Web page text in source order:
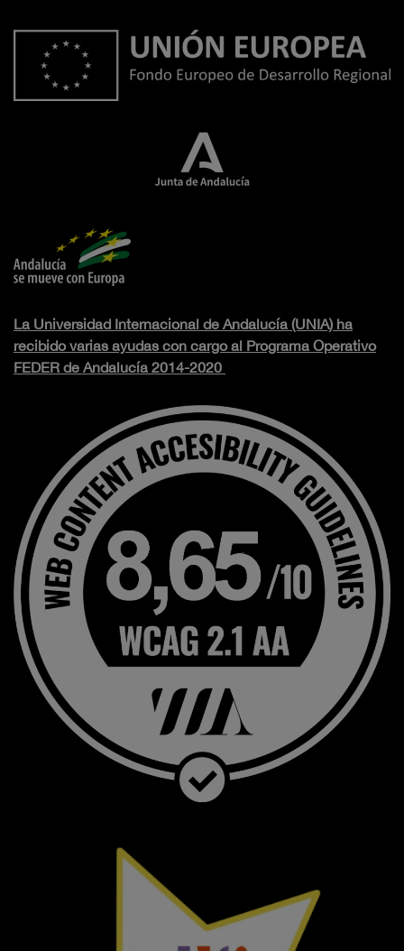
La Universidad Internacional de Andalucía (UNIA) ha
recibido varias ayudas con cargo al Programa Operativo
FEDER de Andalucía 2014-2020